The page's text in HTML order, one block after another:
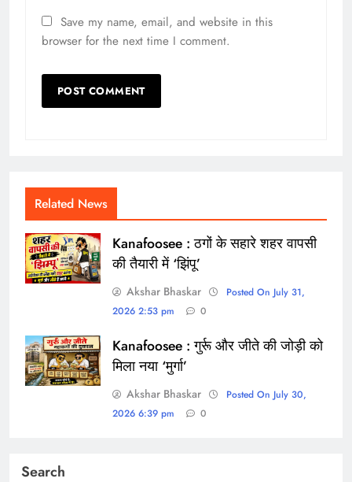
Save my name, email, and website in this
browser for the next time I comment.
Related News
Kanafoosee : ठगों के सहारे शहर वापसी
की तैयारी में ‘झिंपू’
Akshar Bhaskar
Posted On July 31,
2026 2:53 pm
0
Kanafoosee : गुर्रू और जीते की जोड़ी को
मिला नया ‘मुर्गा’
Akshar Bhaskar
Posted On July 30,
2026 6:39 pm
0
Search